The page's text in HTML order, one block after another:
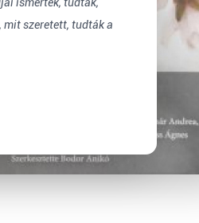
mit szeretett, tudták a